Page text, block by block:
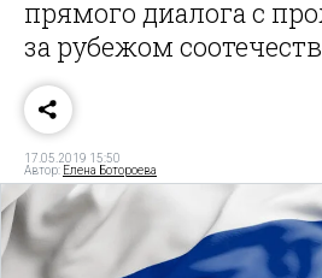
прямого диалога с
за рубежом
17.05.2019 15:50
Автор: Елена Ботороева